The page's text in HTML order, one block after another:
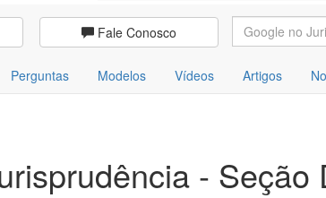
Fale Conosco
Perguntas Modelos Vídeos Artigos
- Seção